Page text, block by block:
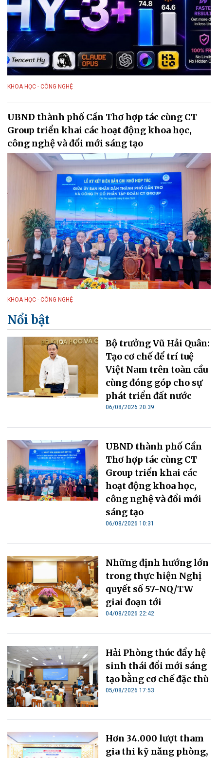
KHOA HỌC - CÔNG NGHỆ
UBND thành phố Cần Thơ hợp tác cùng CT
Group triển khai các hoạt động khoa học,
công nghệ và đổi mới sáng tạo
KHOA HỌC - CÔNG NGHỆ
Nổi bật
Bộ trưởng Vũ Hải Quân:
Tạo cơ chế để trí tuệ
Việt Nam trên toàn cầu
cùng đóng góp cho sự
phát triển đất nước
06/08/2026 20:39
UBND thành phố Cần
Thơ hợp tác cùng CT
Group triển khai các
hoạt động khoa học,
công nghệ và đổi mới
sáng tạo
06/08/2026 10:31
Những định hướng lớn
trong thực hiện Nghị
quyết số 57-NQ/TW
giai đoạn tới
04/08/2026 22:42
Hải Phòng thúc đẩy hệ
sinh thái đổi mới sáng
tạo bằng cơ chế đặc thù
05/08/2026 17:53
Hơn 34.000 lượt tham
gia thi kỹ năng phòng,